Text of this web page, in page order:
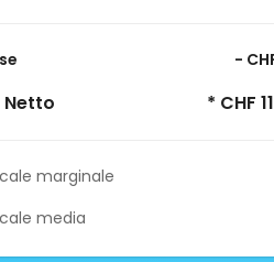
-
Netto * CHF
marginale
media